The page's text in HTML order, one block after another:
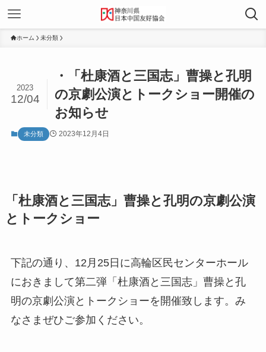
ホーム 未分類
・「杜康酒と三国志」曹操と孔明
の京劇公演とトークショー開催の
お知らせ
2023
12/04
未分類 2023年12月4日
「 杜康酒と三国志」 曹操と孔明の京劇公演
とトークショー
下記の通り、12月25日に高輪区民センターホール
におきまして第二弾「 杜康酒と三国志」 曹操と孔
明の京劇公演とトークショーを開催致します。み
なさまぜひご参加ください。